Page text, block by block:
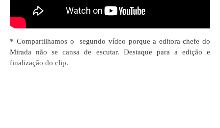
* Compartilhamos o segundo vídeo porque a editora-chefe do
Mirada não se cansa de escutar. Destaque para a edição e
finalização do clip.